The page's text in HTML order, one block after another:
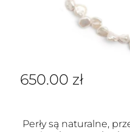
650.00 zł
Perły są naturalne,